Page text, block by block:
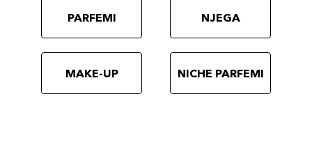
PARFEMI NJEGA
MAKE-UP NICHE PARFEMI